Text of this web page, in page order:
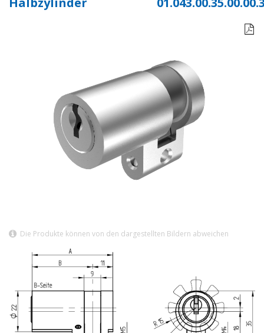

Die Produkte können von den dargestellten Bildern abweichen